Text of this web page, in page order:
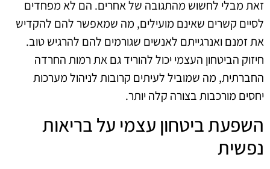
זאת מבלי לחשוש מהתגובה של אחרים. הם לא מפחדים
לסיים קשרים שאינם מועילים, מה שמאפשר להם להקדיש
את זמנם ואנרגייתם לאנשים שגורמים להם להרגיש טוב.
חיזוק הביטחון העצמי יכול להוריד גם את רמות החרדה
החברתית, מה שמוביל לעיתים קרובות לניהול מערכות
יחסים מורכבות בצורה קלה יותר.
השפעת ביטחון עצמי על בריאות
נפשית